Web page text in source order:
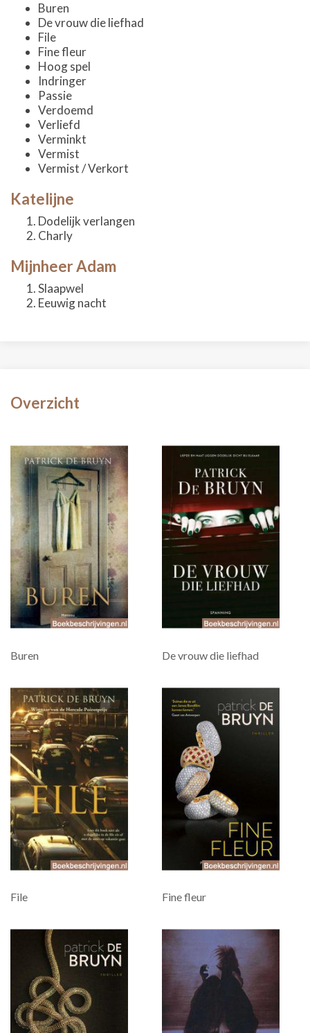
Buren
De vrouw die liefhad
File
Fine fleur
Hoog spel
Indringer
Passie
Verdoemd
Verliefd
Verminkt
Vermist
Vermist / Verkort
Katelijne
Dodelijk verlangen
Charly
Mijnheer Adam
Slaapwel
Eeuwig nacht
Overzicht
Buren De vrouw die liefhad
File Fine fleur